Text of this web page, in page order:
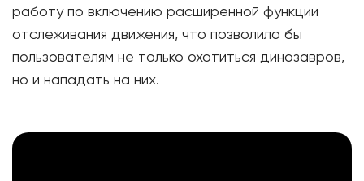
работу по включению расширенной функции
отслеживания движения, что позволило бы
пользователям не только охотиться динозавров,
но и нападать на них.